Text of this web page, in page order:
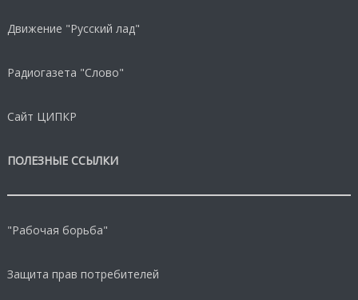
Движение "Русский лад"
Радиогазета "Слово"
Сайт ЦИПКР
ПОЛЕЗНЫЕ ССЫЛКИ
"Рабочая борьба"
Защита прав потребителей